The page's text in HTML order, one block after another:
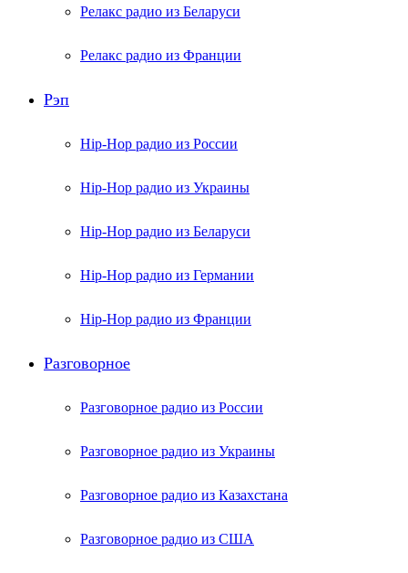
Релакс радио из Беларуси
Релакс радио из Франции
Рэп
Hip-Hop радио из России
Hip-Hop радио из Украины
Hip-Hop радио из Беларуси
Hip-Hop радио из Германии
Hip-Hop радио из Франции
Разговорное
Разговорное радио из России
Разговорное радио из Украины
Разговорное радио из Казахстана
Разговорное радио из США